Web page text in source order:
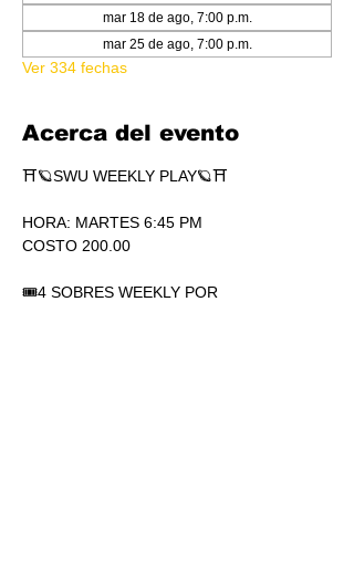
mar 18 de ago, 7:00 p.m.
mar 25 de ago, 7:00 p.m.
Ver 334 fechas
Acerca del evento
⛩🪐SWU WEEKLY PLAY🪐⛩
HORA: MARTES 6:45 PM
COSTO 200.00
🎟4 SOBRES WEEKLY POR